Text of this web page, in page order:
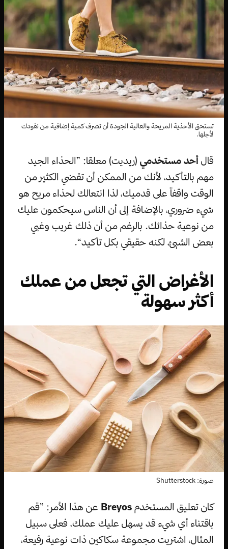
تستحق الأحذية المريحة والعالية الجودة أن تصرف كمية إضافية من نقودك
لأجلها.
قال أحد مستخدمي (ريديت) معلقا: ”الحذاء الجيد
مهم بالتأكيد، لأنك من الممكن أن تقضي الكثير من
الوقت واقفاً على قدميك، لذا انتعالك لحذاء مريح هو
شيء ضروري، بالإضافة إلى أن الناس سيحكمون عليك
من نوعية حذائك. بالرغم من أن ذلك غريب وغبي
بعض الشيئ، لكنه حقيقي بكل تأكيد“.
الأغراض التي تجعل من عملك
أكثر سهولة
صورة: Shutterstock
كان تعليق المستخدم Breyos عن هذا الأمر: ”قم
باقتناء أي شيء قد يسهل عليك عملك، فعلى سبيل
المثال، اشتريت مجموعة سكاكين ذات نوعية رفيعة،